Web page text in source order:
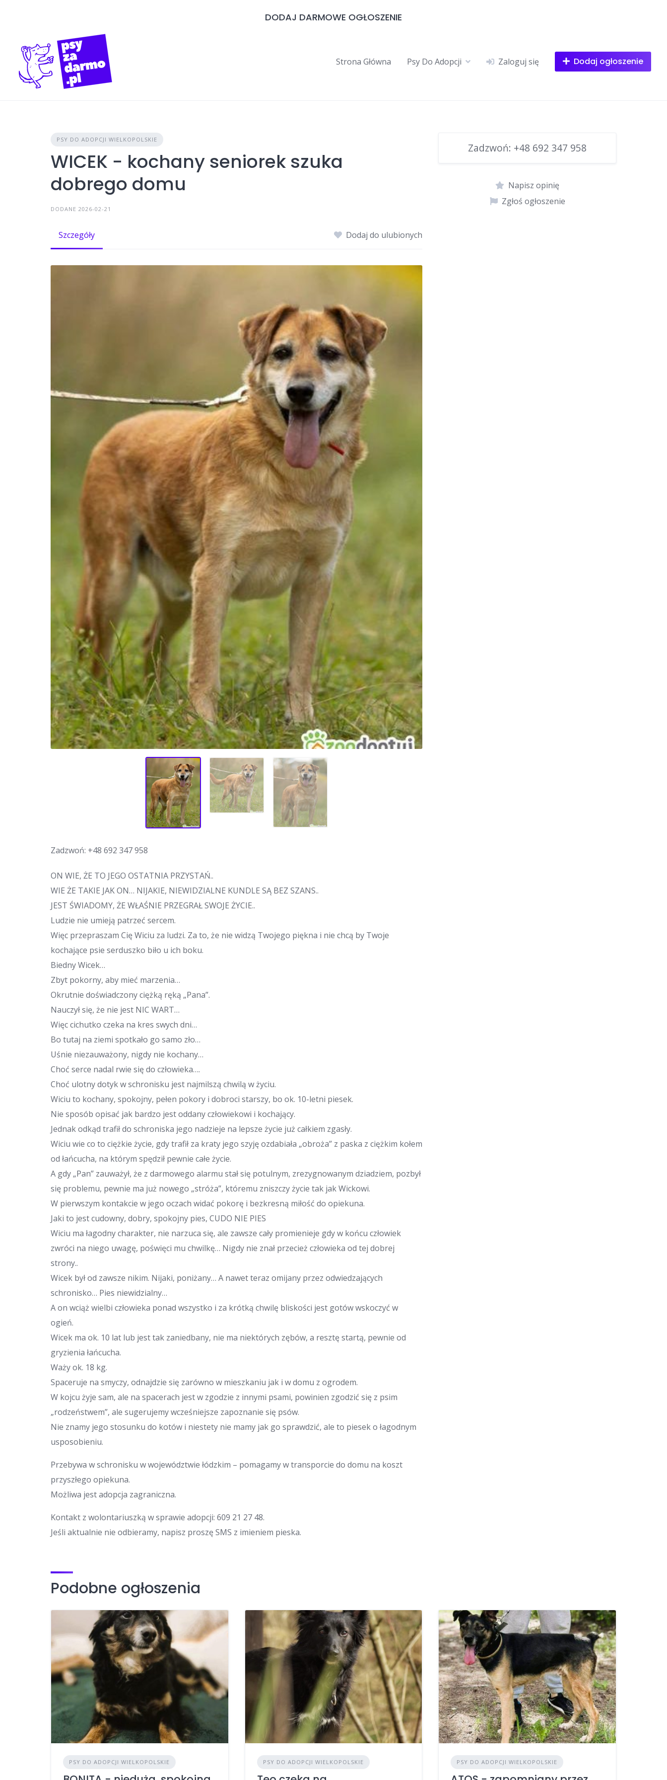
DODAJ DARMOWE OGŁOSZENIE
Strona Główna Psy Do Adopcji Zaloguj się Dodaj ogłoszenie
PSY DO ADOPCJI WIELKOPOLSKIE
WICEK - kochany seniorek szuka
dobrego domu
DODANE 2026-02-21
Szczegóły Dodaj do ulubionych
Zadzwoń: +48 692 347 958
ON WIE, ŻE TO JEGO OSTATNIA PRZYSTAŃ..
WIE ŻE TAKIE JAK ON… NIJAKIE, NIEWIDZIALNE KUNDLE SĄ BEZ SZANS..
JEST ŚWIADOMY, ŻE WŁAŚNIE PRZEGRAŁ SWOJE ŻYCIE..
Ludzie nie umieją patrzeć sercem.
Więc przepraszam Cię Wiciu za ludzi. Za to, że nie widzą Twojego piękna i nie chcą by Twoje
kochające psie serduszko biło u ich boku.
Biedny Wicek…
Zbyt pokorny, aby mieć marzenia…
Okrutnie doświadczony ciężką ręką „Pana”.
Nauczył się, że nie jest NIC WART…
Więc cichutko czeka na kres swych dni…
Bo tutaj na ziemi spotkało go samo zło…
Uśnie niezauważony, nigdy nie kochany…
Choć serce nadal rwie się do człowieka….
Choć ulotny dotyk w schronisku jest najmilszą chwilą w życiu.
Wiciu to kochany, spokojny, pełen pokory i dobroci starszy, bo ok. 10-letni piesek.
Nie sposób opisać jak bardzo jest oddany człowiekowi i kochający.
Jednak odkąd trafił do schroniska jego nadzieje na lepsze życie już całkiem zgasły.
Wiciu wie co to ciężkie życie, gdy trafił za kraty jego szyję ozdabiała „obroża” z paska z ciężkim kołem
od łańcucha, na którym spędził pewnie całe życie.
A gdy „Pan” zauważył, że z darmowego alarmu stał się potulnym, zrezygnowanym dziadziem, pozbył
się problemu, pewnie ma już nowego „stróża”, któremu zniszczy życie tak jak Wickowi.
W pierwszym kontakcie w jego oczach widać pokorę i bezkresną miłość do opiekuna.
Jaki to jest cudowny, dobry, spokojny pies, CUDO NIE PIES
Wiciu ma łagodny charakter, nie narzuca się, ale zawsze cały promienieje gdy w końcu człowiek
zwróci na niego uwagę, poświęci mu chwilkę… Nigdy nie znał przecież człowieka od tej dobrej
strony..
Wicek był od zawsze nikim. Nijaki, poniżany… A nawet teraz omijany przez odwiedzających
schronisko… Pies niewidzialny…
A on wciąż wielbi człowieka ponad wszystko i za krótką chwilę bliskości jest gotów wskoczyć w
ogień.
Wicek ma ok. 10 lat lub jest tak zaniedbany, nie ma niektórych zębów, a resztę startą, pewnie od
gryzienia łańcucha.
Waży ok. 18 kg.
Spaceruje na smyczy, odnajdzie się zarówno w mieszkaniu jak i w domu z ogrodem.
W kojcu żyje sam, ale na spacerach jest w zgodzie z innymi psami, powinien zgodzić się z psim
„rodzeństwem”, ale sugerujemy wcześniejsze zapoznanie się psów.
Nie znamy jego stosunku do kotów i niestety nie mamy jak go sprawdzić, ale to piesek o łagodnym
usposobieniu.
Przebywa w schronisku w województwie łódzkim – pomagamy w transporcie do domu na koszt
przyszłego opiekuna.
Możliwa jest adopcja zagraniczna.
Kontakt z wolontariuszką w sprawie adopcji: 609 21 27 48.
Jeśli aktualnie nie odbieramy, napisz proszę SMS z imieniem pieska.
Zadzwoń: +48 692 347 958
Napisz opinię
Zgłoś ogłoszenie
Podobne ogłoszenia
PSY DO ADOPCJI WIELKOPOLSKIE PSY DO ADOPCJI WIELKOPOLSKIE PSY DO ADOPCJI WIELKOPOLSKIE